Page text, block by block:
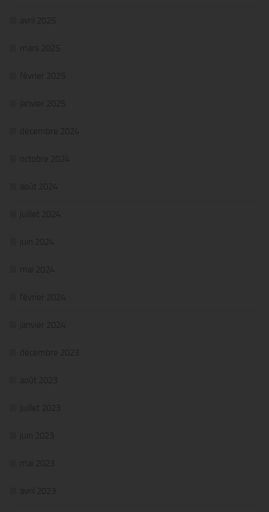
avril 2025
mars 2025
février 2025
janvier 2025
décembre 2024
octobre 2024
août 2024
juillet 2024
juin 2024
mai 2024
février 2024
janvier 2024
décembre 2023
août 2023
juillet 2023
juin 2023
mai 2023
avril 2023